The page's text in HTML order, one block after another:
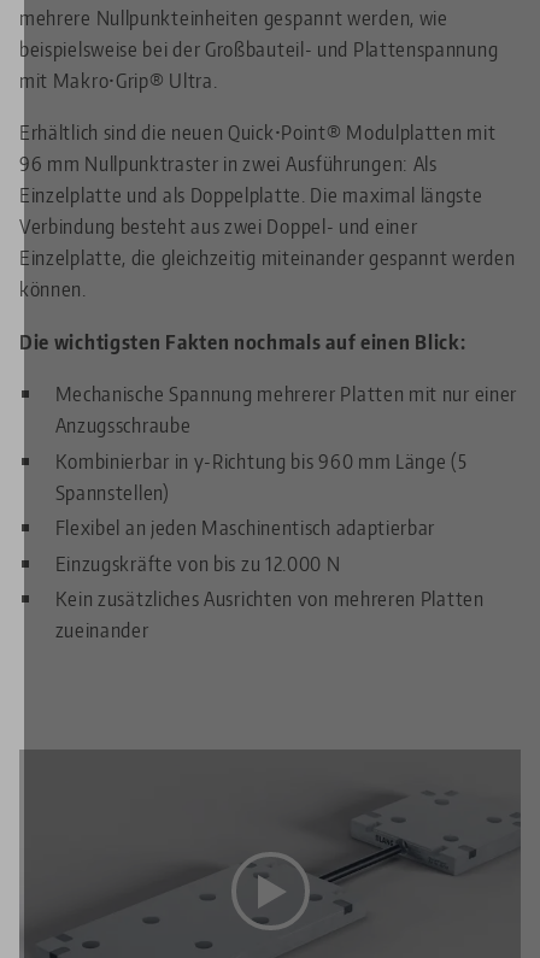
mehrere Nullpunkteinheiten gespannt werden, wie
beispielsweise bei der Großbauteil- und Plattenspannung
mit Makro•Grip® Ultra.
Erhältlich sind die neuen Quick•Point® Modulplatten mit
96 mm Nullpunktraster in zwei Ausführungen: Als
Einzelplatte und als Doppelplatte. Die maximal längste
Verbindung besteht aus zwei Doppel- und einer
Einzelplatte, die gleichzeitig miteinander gespannt werden
können.
Die wichtigsten Fakten nochmals auf einen Blick:
Mechanische Spannung mehrerer Platten mit nur einer
Anzugsschraube
Kombinierbar in y-Richtung bis 960 mm Länge (5
Spannstellen)
Flexibel an jeden Maschinentisch adaptierbar
Einzugskräfte von bis zu 12.000 N
Kein zusätzliches Ausrichten von mehreren Platten
zueinander